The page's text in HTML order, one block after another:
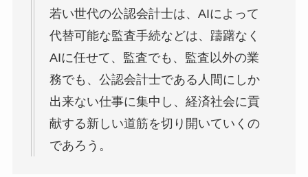
若い世代の公認会計士は、AIによって
代替可能な監査手続などは、躊躇なく
AIに任せて、監査でも、監査以外の業
務でも、公認会計士である人間にしか
出来ない仕事に集中し、経済社会に貢
献する新しい道筋を切り開いていくの
であろう。